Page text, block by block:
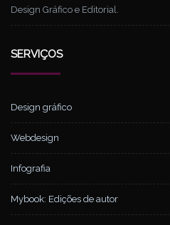
Design Gráfico e Editorial.
SERVIÇOS
Design gráfico
Webdesign
Infografia
Mybook: Edições de autor